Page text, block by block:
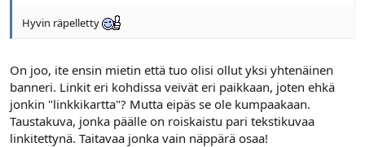
Hyvin räpelletty
On joo, ite ensin mietin että tuo olisi ollut yksi yhtenäinen
banneri. Linkit eri kohdissa veivät eri paikkaan, joten ehkä
jonkin "linkkikartta"? Mutta eipäs se ole kumpaakaan.
Taustakuva, jonka päälle on roiskaistu pari tekstikuvaa
linkitettynä. Taitavaa jonka vain näppärä osaa!